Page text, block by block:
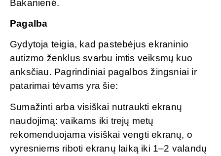
Bakanienė.
Pagalba
Gydytoja teigia, kad pastebėjus ekraninio
autizmo ženklus svarbu imtis veiksmų kuo
anksčiau. Pagrindiniai pagalbos žingsniai ir
patarimai tėvams yra šie:
Sumažinti arba visiškai nutraukti ekranų
naudojimą: vaikams iki trejų metų
rekomenduojama visiškai vengti ekranų, o
vyresniems riboti ekranų laiką iki 1–2 valandų